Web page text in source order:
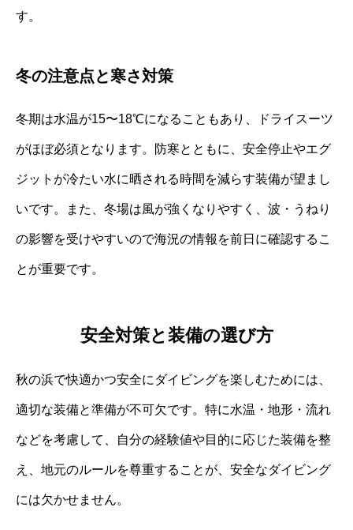
す。
冬の注意点と寒さ対策
冬期は水温が15〜18℃になることもあり、ドライスーツ
がほぼ必須となります。防寒とともに、安全停止やエグ
ジットが冷たい水に晒される時間を減らす装備が望まし
いです。また、冬場は風が強くなりやすく、波・うねり
の影響を受けやすいので海況の情報を前日に確認するこ
とが重要です。
安全対策と装備の選び方
秋の浜で快適かつ安全にダイビングを楽しむためには、
適切な装備と準備が不可欠です。特に水温・地形・流れ
などを考慮して、自分の経験値や目的に応じた装備を整
え、地元のルールを尊重することが、安全なダイビング
には欠かせません。